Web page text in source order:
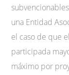
una Entidad
el caso de que
participada
máximo por